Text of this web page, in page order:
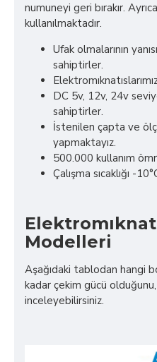
numuneyi geri bırakır.
kullanılmaktadır.
Ufak olmalarının
sahiptirler.
DC 5v, 12v, 24v
sahiptirler.
İstenilen çapta ve
yapmaktayız.
500.000 kullanım
Çalışma sıcaklığı -
Modelleri
Aşağıdaki tablodan hangi
kadar çekim gücü
inceleyebilirsiniz.